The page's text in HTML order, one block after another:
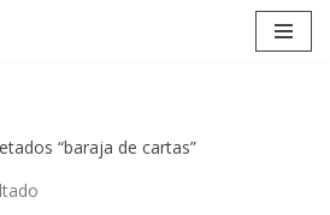
“baraja de cartas”